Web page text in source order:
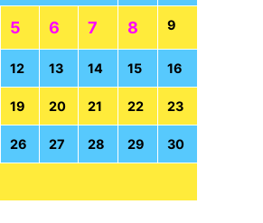
5 6 7 8 9
12 13 14 15 16
19 20 21 22 23
26 27 28 29 30